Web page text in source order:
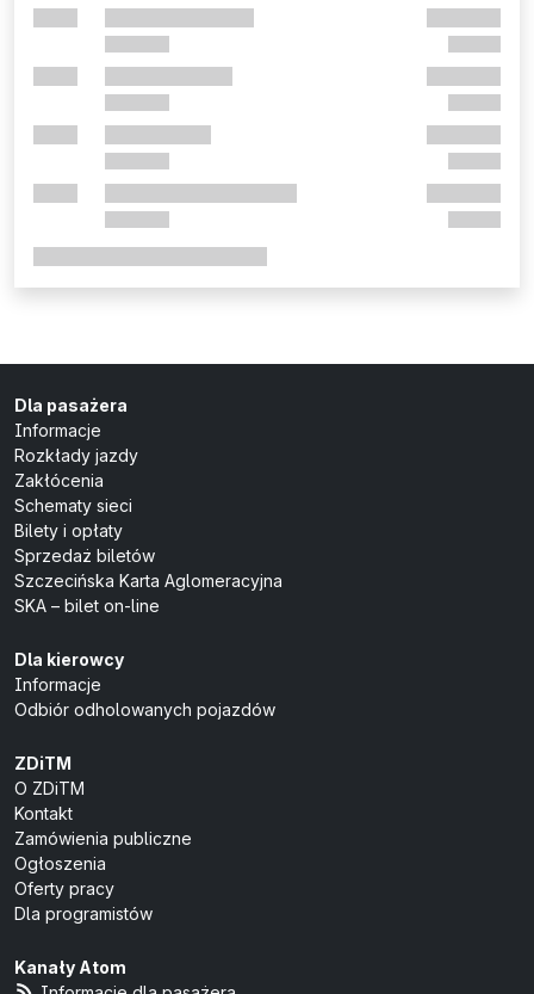
Dla pasażera
Informacje
Rozkłady jazdy
Zakłócenia
Schematy sieci
Bilety i opłaty
Sprzedaż biletów
Szczecińska Karta Aglomeracyjna
SKA – bilet on-line
Dla kierowcy
Informacje
Odbiór odholowanych pojazdów
ZDiTM
O ZDiTM
Kontakt
Zamówienia publiczne
Ogłoszenia
Oferty pracy
Dla programistów
Kanały Atom